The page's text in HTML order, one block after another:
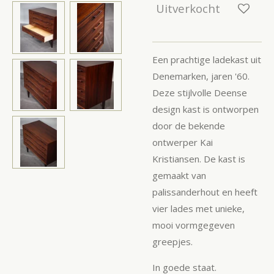
Uitverkocht
Een prachtige ladekast uit
Denemarken, jaren '60.
Deze stijlvolle Deense
design kast is ontworpen
door de bekende
ontwerper Kai
Kristiansen. De kast is
gemaakt van
palissanderhout en heeft
vier lades met unieke,
mooi vormgegeven
greepjes.
In goede staat.